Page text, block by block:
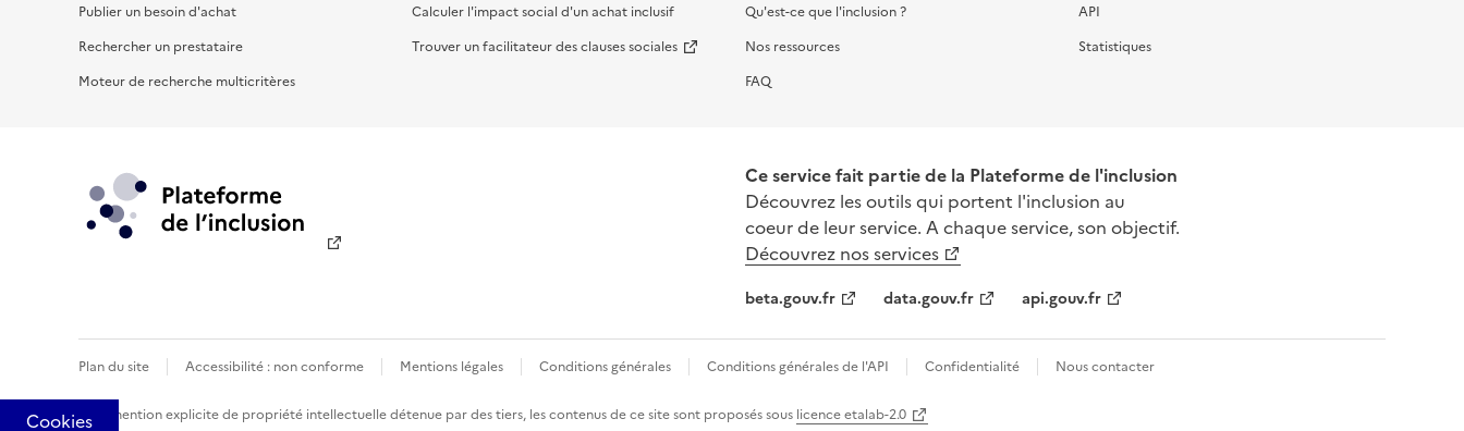
Publier un besoin d'achat
Rechercher un prestataire
Moteur de recherche multicritères
Calculer l'impact social d'un achat inclusif
Trouver un facilitateur des clauses sociales
Qu'est-ce que l'inclusion ?
Nos ressources
FAQ
API
Statistiques
Ce service fait partie de la Plateforme de l'inclusion
Découvrez les outils qui portent l'inclusion au
coeur de leur service. A chaque service, son objectif.
Découvrez nos services
beta.gouv.fr data.gouv.fr api.gouv.fr
Plan du site Accessibilité : non conforme Mentions légales Conditions générales Conditions générales de l'API Confidentialité Nous contacter
Sauf mention explicite de propriété intellectuelle détenue par des tiers, les contenus de ce site sont proposés sous licence etalab-2.0